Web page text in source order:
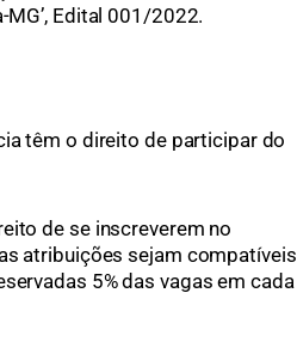
Edital 001/2022.
têm o direito de participar do
de se inscreverem no
atribuições sejam compatíveis
5% das vagas em cada